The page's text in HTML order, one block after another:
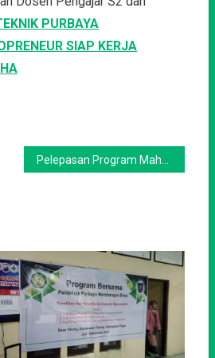
PURBAYA
SIAP KERJA
Pelepasan Program Mahasiswa PKL